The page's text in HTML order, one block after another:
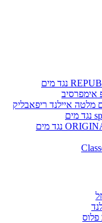
אימפרסיב
מלטה איילנד ריפאבליק